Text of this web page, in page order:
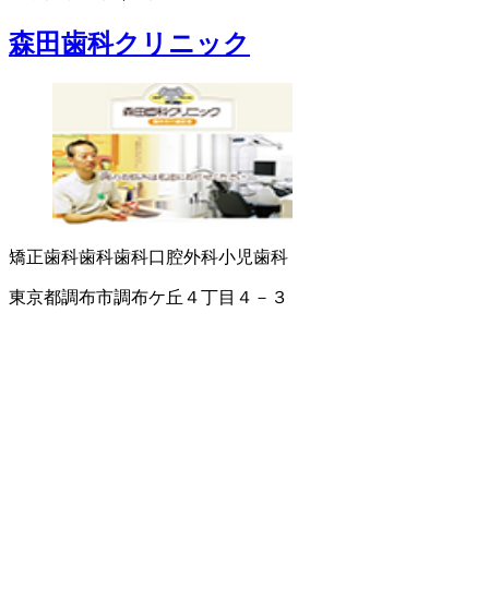
森田歯科クリニック
矯正歯科歯科歯科口腔外科小児歯科
東京都調布市調布ケ丘４丁目４－３